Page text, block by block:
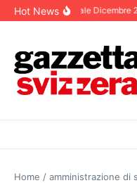
Salta al contenuto
Hot NewsEditoriale Dicembre
Home / amministrazione di